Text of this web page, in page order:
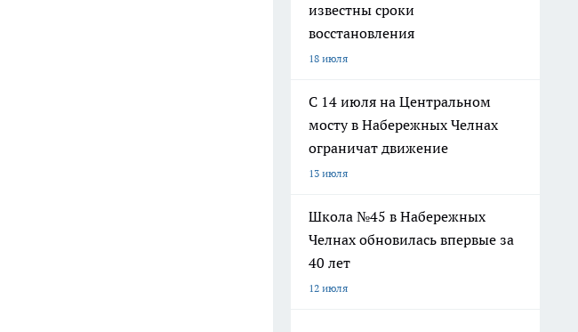
известны сроки
восстановления
18 июля
С 14 июля на Центральном
мосту в Набережных Челнах
ограничат движение
13 июля
Школа №45 в Набережных
Челнах обновилась впервые за
40 лет
12 июля